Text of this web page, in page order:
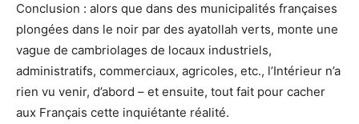
Conclusion : alors que dans des municipalités françaises
plongées dans le noir par des ayatol­lah verts, monte une
vague de cambriolages de locaux industriels,
administratifs, com­mer­ciaux, agricoles, etc., l’Intérieur n’a
rien vu venir, d’abord – et ensuite, tout fait pour cacher
aux Français cette inquiétante réalité.